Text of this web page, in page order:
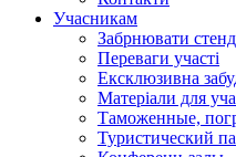
Учасникам
Забрнювати стенд
Переваги участі
Ексклюзивна
Матеріали для
Таможенные,
Туристический